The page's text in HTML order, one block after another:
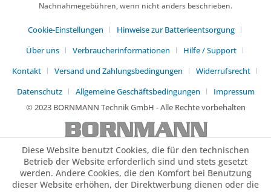
Nachnahmegebühren, wenn nicht anders beschrieben.
Cookie-Einstellungen
Hinweise zur Batterieentsorgung
Über uns
Verbraucherinformationen
Hilfe / Support
Kontakt
Versand und Zahlungsbedingungen
Widerrufsrecht
Datenschutz
Allgemeine Geschäftsbedingungen
Impressum
© 2023 BORNMANN Technik GmbH - Alle Rechte vorbehalten
Diese Website benutzt Cookies, die für den technischen
Betrieb der Website erforderlich sind und stets gesetzt
werden. Andere Cookies, die den Komfort bei Benutzung
dieser Website erhöhen, der Direktwerbung dienen oder die